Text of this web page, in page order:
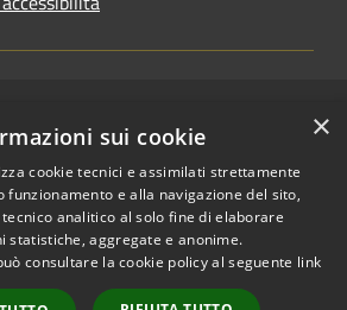
Copyright © 2026 • Comune di
San Pietro a Maida • Powered
byMunicipium•Accesso
redazione
×
sui cookie
cookie tecnici e assimilati strettamente
funzionamento e alla navigazione del sito,
analitico al solo fine di elaborare
statistiche, aggregate e anonime.
consultare la cookie policy al seguente link